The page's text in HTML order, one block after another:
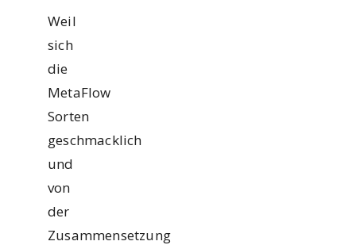
Weil
sich
die
MetaFlow
Sorten
geschmacklich
und
von
der
Zusammensetzung